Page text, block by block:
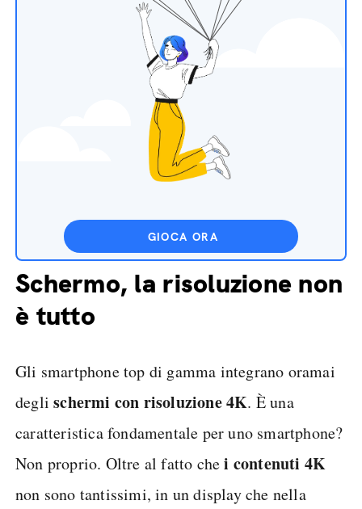
GIOCA ORA
Schermo, la risoluzione non
è tutto
Gli smartphone top di gamma integrano oramai
deglischermi con risoluzione 4K. È una
caratteristica fondamentale per uno smartphone?
Non proprio. Oltre al fatto chei contenuti 4K
non sono tantissimi, in un display che nella